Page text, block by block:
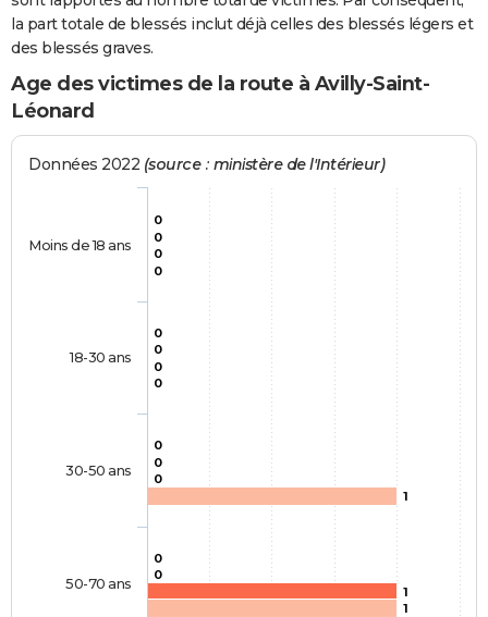
la part totale de blessés inclut déjà celles des blessés légers et
des blessés graves.
Age des victimes de la route à Avilly-Saint-
Léonard
Données 2022 (source : ministère de l'Intérieur)
0
0
0
0
0
0
0
0
0
0
0
1
0
0
1
1
Moins de 18 ans
18-30 ans
30-50 ans
50-70 ans